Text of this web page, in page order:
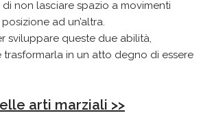
non lasciare spazio a movimenti
ad un’altra.
sviluppare queste due abilità,
in un atto degno di essere
arti marziali >>